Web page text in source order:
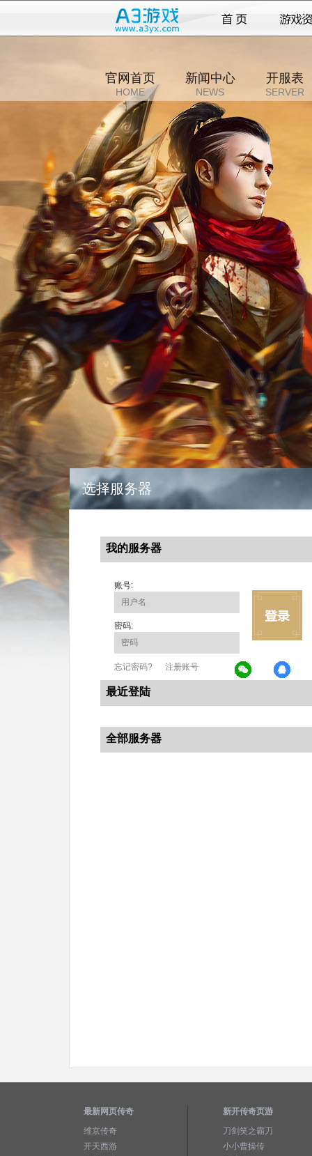
官网首页
HOME
新闻中心
NEWS
开服表
SERVER
选择服务器
我的服务器
账号:
密码:
忘记密码? 注册账号
最近登陆
全部服务器
最新网页传奇
维京传奇
开天西游
新开传奇页游
刀剑笑之霸刀
小小曹操传